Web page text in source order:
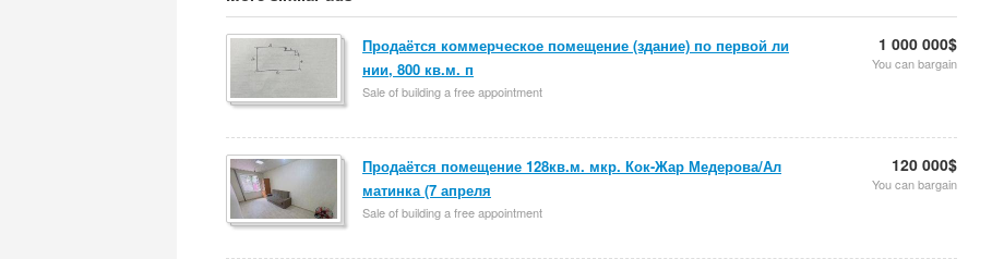
Продаётся коммерческое помещение (здание) по первой ли
нии, 800 кв.м. п
Sale of building a free appointment
1 000 000$
You can bargain
Продаётся помещение 128кв.м. мкр. Кок-Жар Медерова/Ал
матинка (7 апреля
Sale of building a free appointment
120 000$
You can bargain